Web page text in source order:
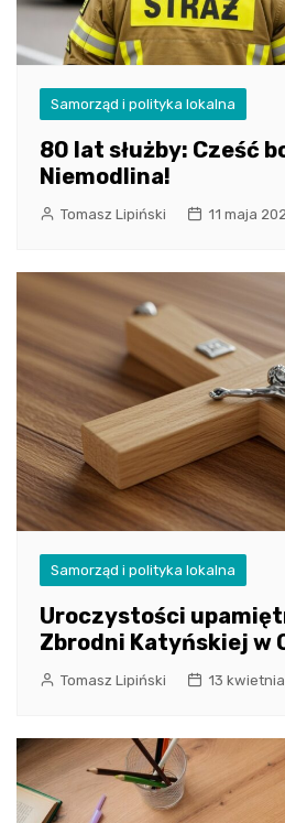
Samorząd i polityka lokalna
80 lat służby: Cześć
Niemodlina!
Tomasz Lipiński 11 maja
Samorząd i polityka lokalna
Uroczystości
Zbrodni Katyńskiej w
Tomasz Lipiński 13